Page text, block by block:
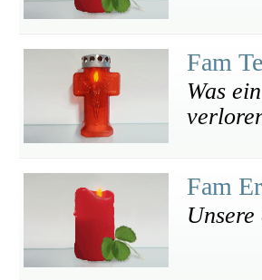
Fam
Was
Fam